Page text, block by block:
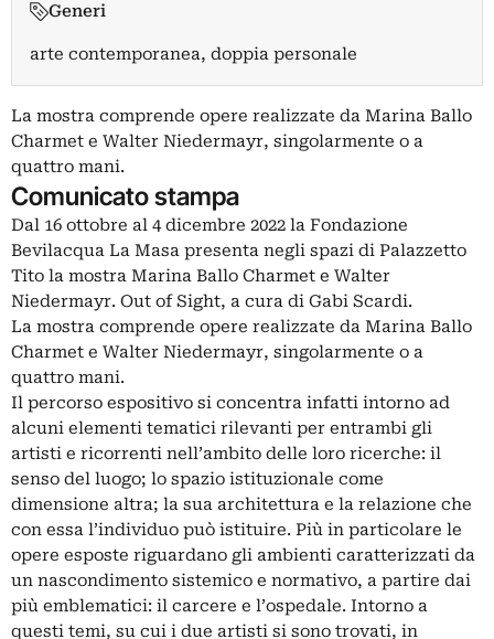
Generi
arte contemporanea, doppia personale
La mostra comprende opere realizzate da Marina Ballo
Charmet e Walter Niedermayr, singolarmente o a
quattro mani.
Comunicato stampa
Dal 16 ottobre al 4 dicembre 2022 la Fondazione
Bevilacqua La Masa presenta negli spazi di Palazzetto
Tito la mostra Marina Ballo Charmet e Walter
Niedermayr. Out of Sight, a cura di Gabi Scardi.
La mostra comprende opere realizzate da Marina Ballo
Charmet e Walter Niedermayr, singolarmente o a
quattro mani.
Il percorso espositivo si concentra infatti intorno ad
alcuni elementi tematici rilevanti per entrambi gli
artisti e ricorrenti nell’ambito delle loro ricerche: il
senso del luogo; lo spazio istituzionale come
dimensione altra; la sua architettura e la relazione che
con essa l’individuo può istituire. Più in particolare le
opere esposte riguardano gli ambienti caratterizzati da
un nascondimento sistemico e normativo, a partire dai
più emblematici: il carcere e l’ospedale. Intorno a
questi temi, su cui i due artisti si sono trovati, in